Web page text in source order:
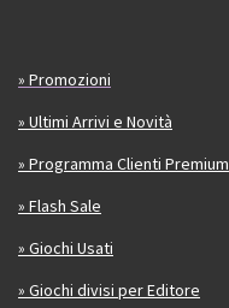
» Promozioni
» Ultimi Arrivi e Novità
» Programma Clienti Premium
» Flash Sale
» Giochi Usati
» Giochi divisi per Editore